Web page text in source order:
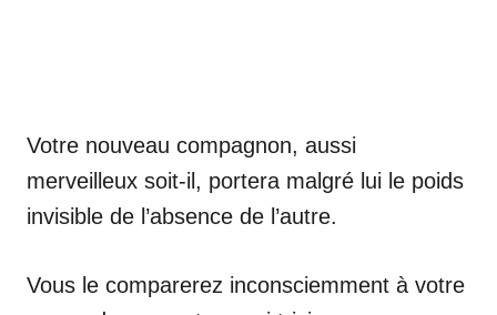
Votre nouveau compagnon, aussi
merveilleux soit-il, portera malgré lui le poids
invisible de l’absence de l’autre.
Vous le comparerez inconsciemment à votre